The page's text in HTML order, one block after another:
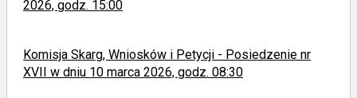
2026, godz. 15:00
Komisja Skarg, Wniosków i Petycji - Posiedzenie nr
XVII w dniu 10 marca 2026, godz. 08:30